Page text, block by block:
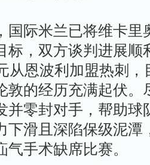
际米兰已将维卡里
标，双方谈判进展顺
从恩波利加盟热刺，
敦的经历充满起伏。
并零封对手，帮助球
下滑且深陷保级泥潭
手术缺席比赛。